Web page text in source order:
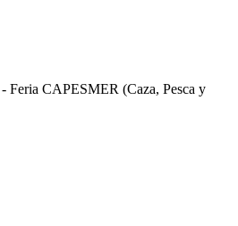
Feria CAPESMER (Caza, Pesca y